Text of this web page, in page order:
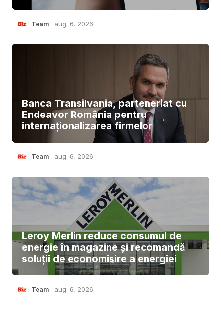
Team aug. 6, 2026
Banca Transilvania, parteneriat cu
Endeavor România pentru
internaționalizarea firmelor
Team aug. 6, 2026
Leroy Merlin reduce consumul de
energie în magazine și recomandă
soluții de economisire a energiei
Team aug. 6, 2026